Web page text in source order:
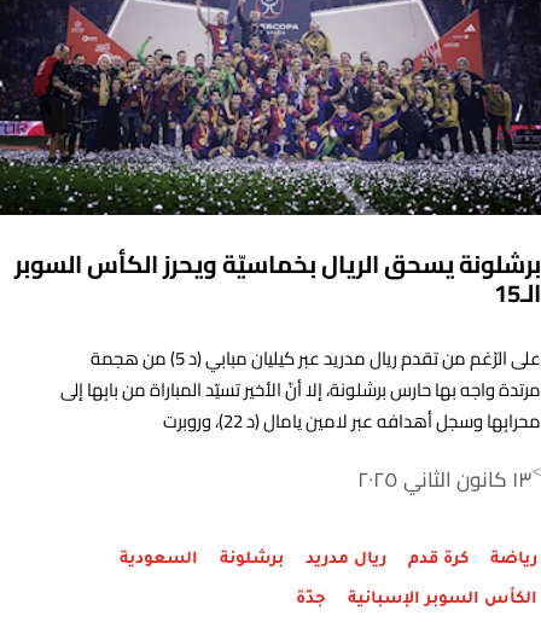
برشلونة يسحق الريال بخماسيّة ويحرز الكأس السوبر
الـ15
على الرّغم من تقدم ريال مدريد عبر كيليان مبابي (د 5) من هجمة
مرتدة واجه بها حارس برشلونة، إلا أنّ الأخير تسيّد المباراة من بابِها إلى
محرابِها وسجل أهدافه عبر لامين يامال (د 22)، وروبرت
بالدي (د 45+9).
>١٣ كانون الثاني ٢٠٢٥
رياضة كرة قدم ريال مدريد برشلونة السعودية
الكأس السوبر الإسبانية جدّة